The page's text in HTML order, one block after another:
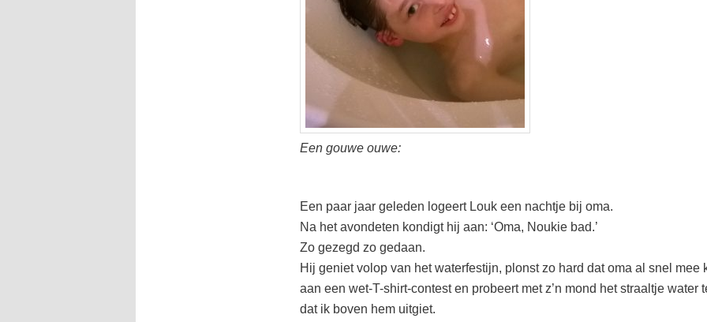
Een gouwe ouwe:
Een paar jaar geleden logeert Louk een nachtje bij oma.
Na het avondeten kondigt hij aan: ‘Oma, Noukie bad.’
Zo gezegd zo gedaan.
Hij geniet volop van het waterfestijn, plonst zo hard dat oma al snel mee
aan een wet-T-shirt-contest en probeert met z’n mond het straaltje water
dat ik boven hem uitgiet.